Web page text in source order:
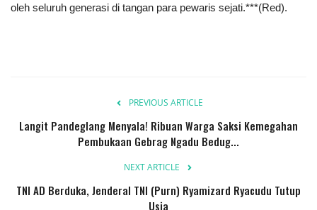
oleh seluruh generasi di tangan para pewaris sejati.***(Red).
PREVIOUS ARTICLE
Langit Pandeglang Menyala! Ribuan Warga Saksi Kemegahan
Pembukaan Gebrag Ngadu Bedug...
NEXT ARTICLE
TNI AD Berduka, Jenderal TNI (Purn) Ryamizard Ryacudu Tutup
Usia